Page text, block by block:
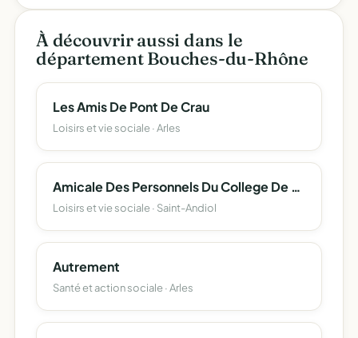
À découvrir aussi dans le
département Bouches-du-Rhône
Les Amis De Pont De Crau
Loisirs et vie sociale · Arles
Amicale Des Personnels Du College De Saint-Andiol
Loisirs et vie sociale · Saint-Andiol
Autrement
Santé et action sociale · Arles